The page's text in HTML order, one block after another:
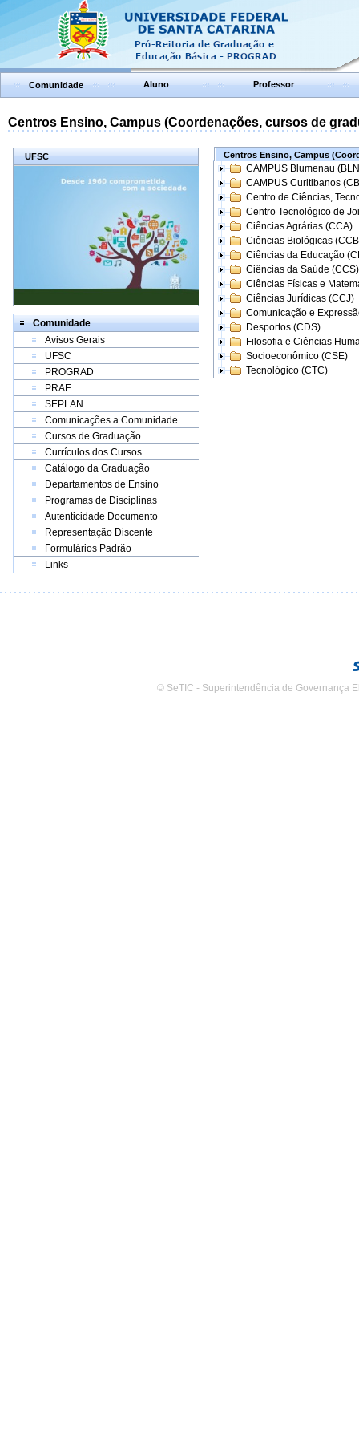
Comunidade Aluno Professor
Centros Ensino, Campus (Coordenações, cursos de
UFSC
Comunidade
Avisos Gerais
UFSC
PROGRAD
PRAE
SEPLAN
Comunicações a Comunidade
Cursos de Graduação
Currículos dos Cursos
Catálogo da Graduação
Departamentos de Ensino
Programas de Disciplinas
Autenticidade Documento
Representação Discente
Formulários Padrão
Links
Centros Ensino, Campus
CAMPUS Blumenau
CAMPUS Curitibanos
Centro de Ciências,
Centro Tecnológico de
Ciências Agrárias (CCA)
Ciências Biológicas
Ciências da Educação
Ciências da Saúde (CCS)
Ciências Físicas e
Ciências Jurídicas (CCJ)
Comunicação e
Desportos (CDS)
Filosofia e Ciências
Socioeconômico (CSE)
Tecnológico (CTC)
© SeTIC - Superintendência de Governança